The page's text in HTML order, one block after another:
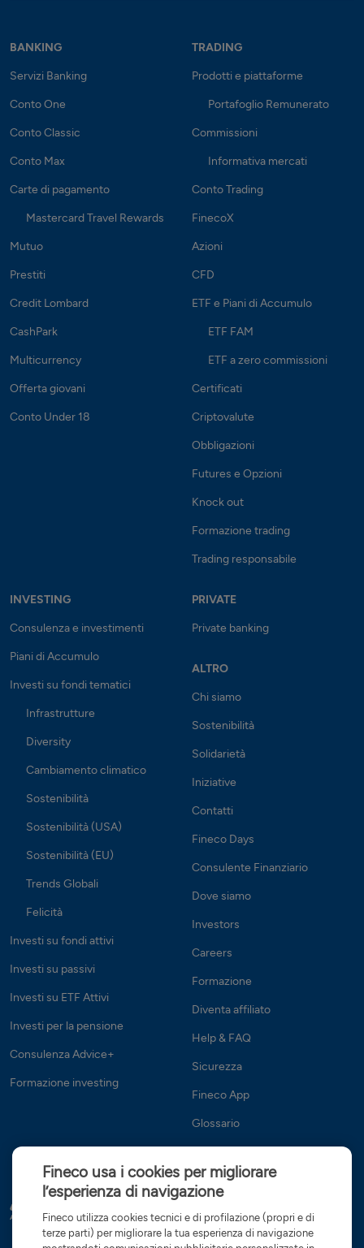
BANKING
Servizi Banking
Conto One
Conto Classic
Conto Max
Carte di pagamento
Mastercard Travel Rewards
Mutuo
Prestiti
Credit Lombard
CashPark
Multicurrency
Offerta giovani
Conto Under 18
TRADING
Prodotti e piattaforme
Portafoglio Remunerato
Commissioni
Informativa mercati
Conto Trading
FinecoX
Azioni
CFD
ETF e Piani di Accumulo
ETF FAM
ETF a zero commissioni
Certificati
Criptovalute
Obbligazioni
Futures e Opzioni
Knock out
Formazione trading
Trading responsabile
INVESTING
Consulenza e investimenti
Piani di Accumulo
Investi su fondi tematici
Infrastrutture
Diversity
Cambiamento climatico
Sostenibilità
Sostenibilità (USA)
Sostenibilità (EU)
Trends Globali
Felicità
Investi su fondi attivi
Investi su passivi
Investi su ETF Attivi
Investi per la pensione
Consulenza Advice+
Formazione investing
PRIVATE
Private banking
ALTRO
Chi siamo
Sostenibilità
Solidarietà
Iniziative
Contatti
Fineco Days
Consulente Finanziario
Dove siamo
Investors
Careers
Formazione
Diventa affiliato
Help & FAQ
Sicurezza
Fineco App
Glossario
Fineco usa i cookies per migliorare
l’esperienza di navigazione
Fineco utilizza cookies tecnici e di profilazione (propri e di
terze parti) per migliorare la tua esperienza di navigazione